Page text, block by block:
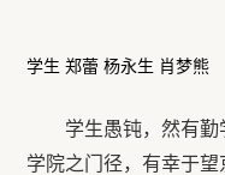
学生 郑蕾 杨永生 肖梦熊
学生愚钝，然有
学院之门径，有幸于